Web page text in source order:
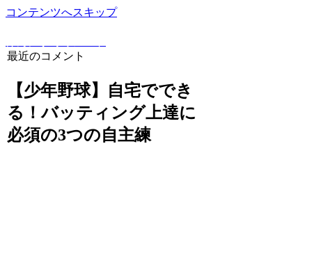
コンテンツへスキップ
最近のコメント
【少年野球】自宅ででき
る！バッティング上達に
必須の3つの自主練